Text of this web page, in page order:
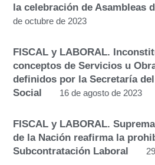
la celebración de Asambleas
de octubre de 2023
FISCAL y LABORAL.
conceptos de Servicios u
definidos por la Secretaría
Social
16 de agosto de 2023
FISCAL y LABORAL.
de la Nación reafirma la
Subcontratación Laboral